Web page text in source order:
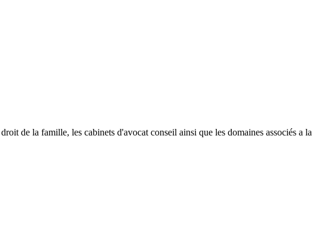
de la famille, les cabinets d'avocat conseil ainsi que les domaines associés a la